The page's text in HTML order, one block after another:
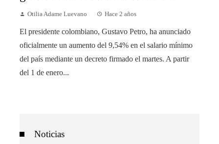
Otilia Adame Luevano Hace 2 años
El presidente colombiano, Gustavo Petro, ha anunciado
oficialmente un aumento del 9,54% en el salario mínimo
del país mediante un decreto firmado el martes. A partir
del 1 de enero...
Noticias